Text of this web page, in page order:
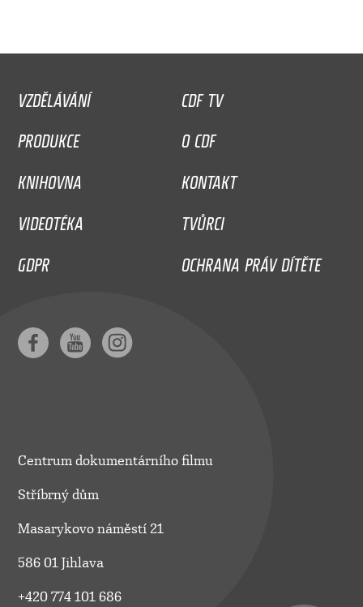
VZDĚLÁVÁNÍ
CDF TV
PRODUKCE
O CDF
KNIHOVNA
KONTAKT
VIDEOTÉKA
TVŮRCI
GDPR
OCHRANA PRÁV DÍTĚTE
Centrum dokumentárního filmu
Stříbrný dům
Masarykovo náměstí 21
586 01 Jihlava
+420 774 101 686